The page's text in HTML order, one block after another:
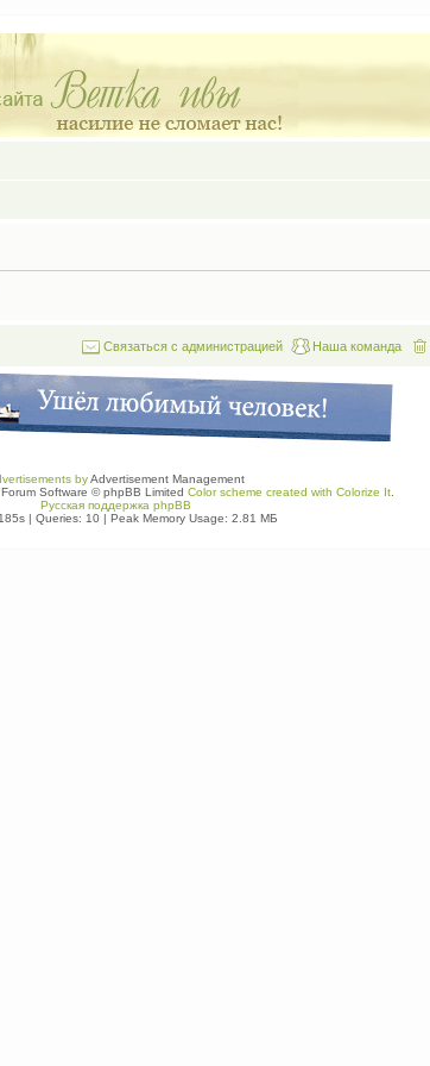
Наша команда
Связаться с администрацией
byAdvertisement Management
Software © phpBB Limited Color scheme created with Colorize It
Русская поддержка phpBB
| Queries: 10| Peak Memory Usage: 2.81 МБ